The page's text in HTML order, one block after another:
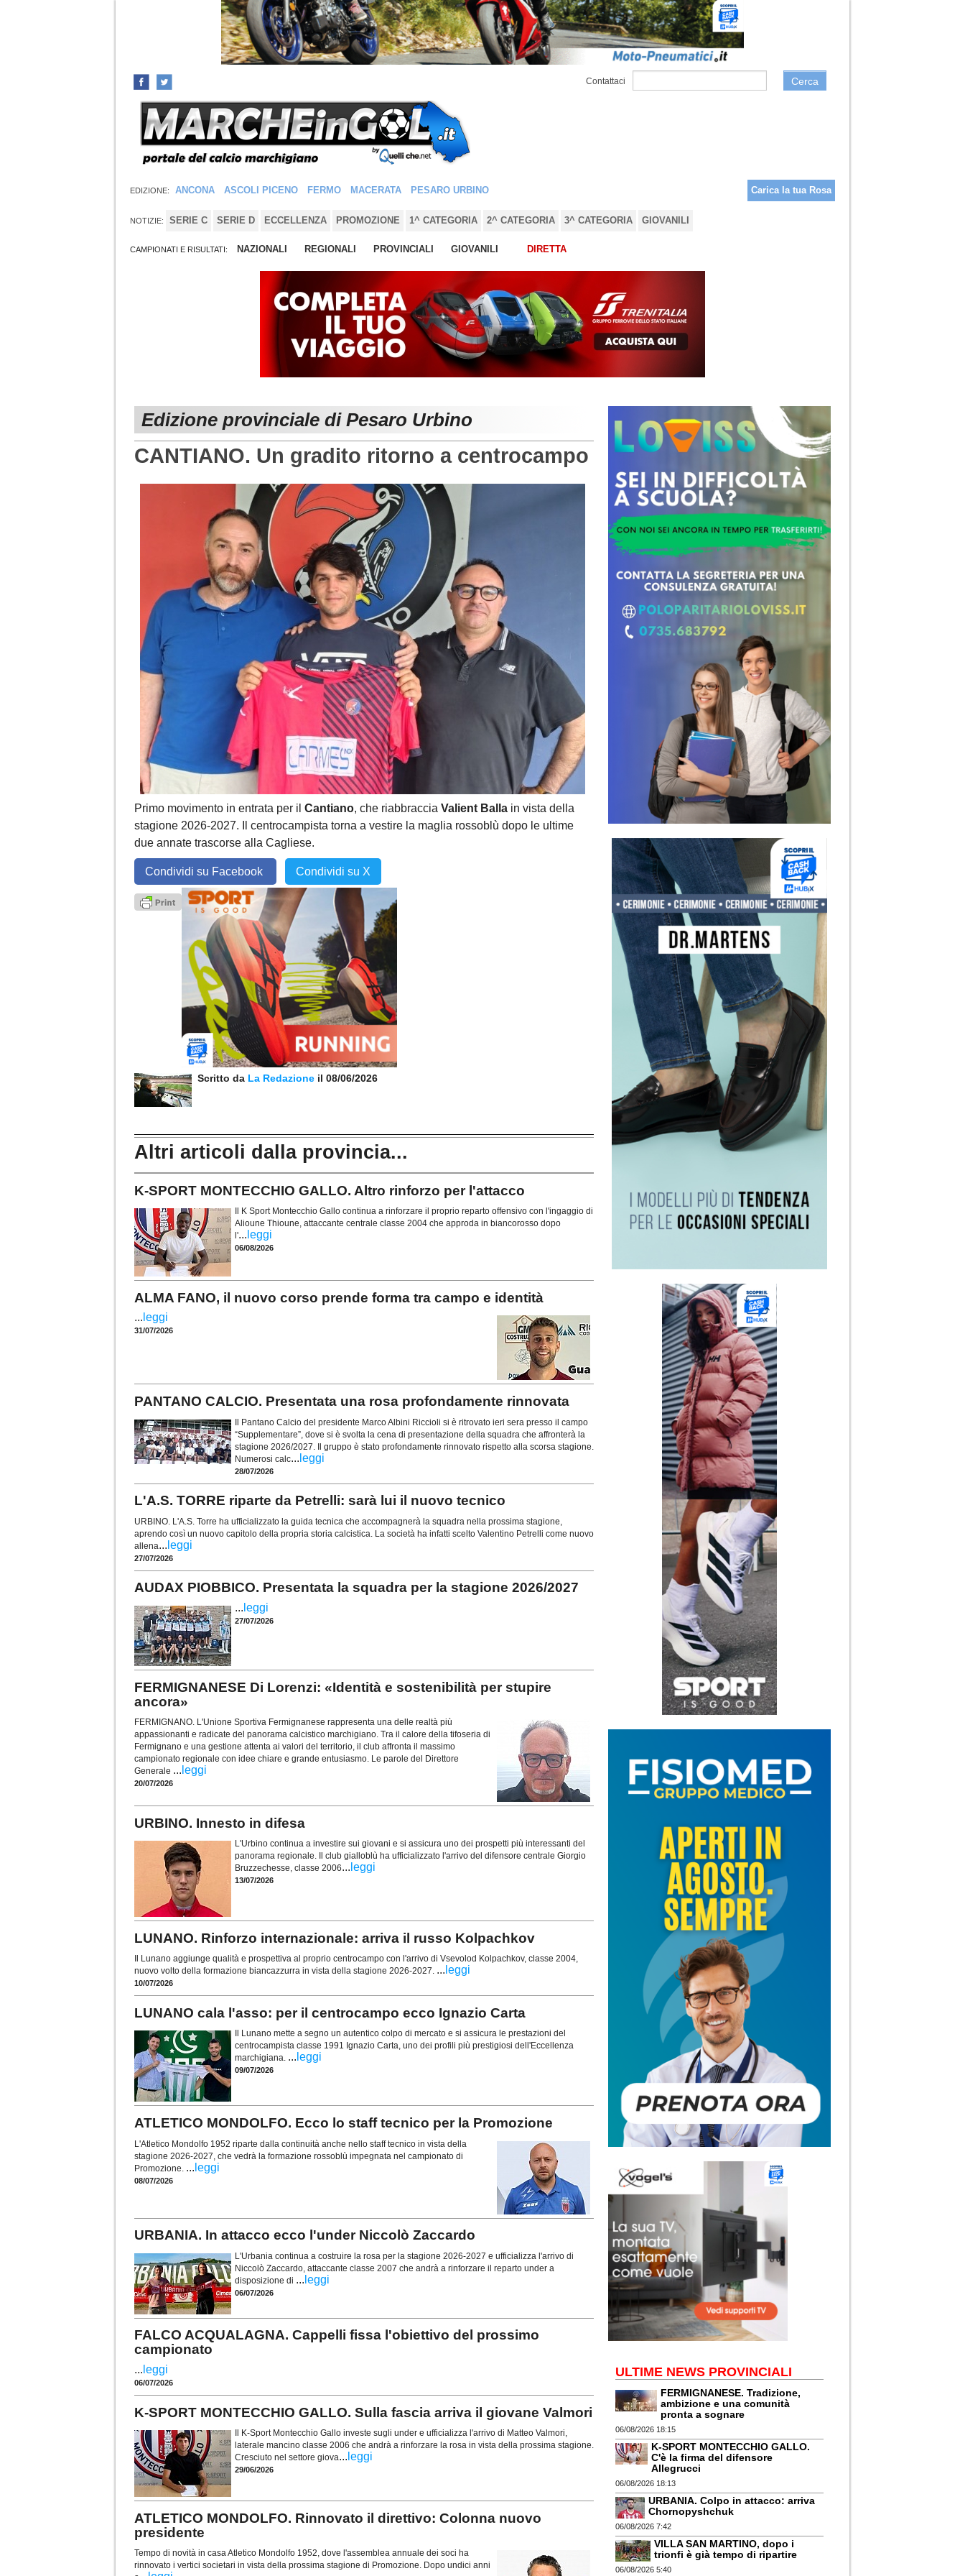
Contattaci Cerca
EDIZIONE: ANCONA ASCOLI PICENO FERMO MACERATA PESARO URBINO Carica la tua Rosa
NOTIZIE: SERIE C SERIE D ECCELLENZA PROMOZIONE 1^ CATEGORIA 2^ CATEGORIA 3^ CATEGORIA GIOVANILI
CAMPIONATI E RISULTATI: NAZIONALI REGIONALI PROVINCIALI GIOVANILI DIRETTA
Edizione provinciale di Pesaro Urbino
CANTIANO. Un gradito ritorno a centrocampo
Primo movimento in entrata per il Cantiano, che riabbraccia Valient Balla in vista della
stagione 2026-2027. Il centrocampista torna a vestire la maglia rossoblù dopo le ultime
due annate trascorse alla Cagliese.
Condividi su Facebook Condividi su X
Scritto da La Redazione il 08/06/2026
Altri articoli dalla provincia...
K-SPORT MONTECCHIO GALLO. Altro rinforzo per l'attacco
Il K Sport Montecchio Gallo continua a rinforzare il proprio reparto offensivo con l'ingaggio di
Alioune Thioune, attaccante centrale classe 2004 che approda in biancorosso dopo
l'... leggi
06/08/2026
ALMA FANO, il nuovo corso prende forma tra campo e identità
... leggi
31/07/2026
PANTANO CALCIO. Presentata una rosa profondamente rinnovata
Il Pantano Calcio del presidente Marco Albini Riccioli si è ritrovato ieri sera presso il campo
“Supplementare”, dove si è svolta la cena di presentazione della squadra che affronterà la
stagione 2026/2027. Il gruppo è stato profondamente rinnovato rispetto alla scorsa stagione.
Numerosi calc... leggi
28/07/2026
L'A.S. TORRE riparte da Petrelli: sarà lui il nuovo tecnico
URBINO. L'A.S. Torre ha ufficializzato la guida tecnica che accompagnerà la squadra nella prossima stagione,
aprendo così un nuovo capitolo della propria storia calcistica. La società ha infatti scelto Valentino Petrelli come nuovo
allena... leggi
27/07/2026
AUDAX PIOBBICO. Presentata la squadra per la stagione 2026/2027
... leggi
27/07/2026
FERMIGNANESE Di Lorenzi: «Identità e sostenibilità per stupire
ancora»
FERMIGNANO. L'Unione Sportiva Fermignanese rappresenta una delle realtà più
appassionanti e radicate del panorama calcistico marchigiano. Tra il calore della tifoseria di
Fermignano e una gestione attenta ai valori del territorio, il club affronta il massimo
campionato regionale con idee chiare e grande entusiasmo. Le parole del Direttore
Generale ... leggi
20/07/2026
URBINO. Innesto in difesa
L'Urbino continua a investire sui giovani e si assicura uno dei prospetti più interessanti del
panorama regionale. Il club gialloblù ha ufficializzato l'arrivo del difensore centrale Giorgio
Bruzzechesse, classe 2006... leggi
13/07/2026
LUNANO. Rinforzo internazionale: arriva il russo Kolpachkov
Il Lunano aggiunge qualità e prospettiva al proprio centrocampo con l'arrivo di Vsevolod Kolpachkov, classe 2004,
nuovo volto della formazione biancazzurra in vista della stagione 2026-2027. ... leggi
10/07/2026
LUNANO cala l'asso: per il centrocampo ecco Ignazio Carta
Il Lunano mette a segno un autentico colpo di mercato e si assicura le prestazioni del
centrocampista classe 1991 Ignazio Carta, uno dei profili più prestigiosi dell'Eccellenza
marchigiana. ... leggi
09/07/2026
ATLETICO MONDOLFO. Ecco lo staff tecnico per la Promozione
L'Atletico Mondolfo 1952 riparte dalla continuità anche nello staff tecnico in vista della
stagione 2026-2027, che vedrà la formazione rossoblù impegnata nel campionato di
Promozione. ... leggi
08/07/2026
URBANIA. In attacco ecco l'under Niccolò Zaccardo
L'Urbania continua a costruire la rosa per la stagione 2026-2027 e ufficializza l'arrivo di
Niccolò Zaccardo, attaccante classe 2007 che andrà a rinforzare il reparto under a
disposizione di ... leggi
06/07/2026
FALCO ACQUALAGNA. Cappelli fissa l'obiettivo del prossimo
campionato
... leggi
06/07/2026
K-SPORT MONTECCHIO GALLO. Sulla fascia arriva il giovane Valmori
Il K-Sport Montecchio Gallo investe sugli under e ufficializza l'arrivo di Matteo Valmori,
laterale mancino classe 2006 che andrà a rinforzare la rosa in vista della prossima stagione.
Cresciuto nel settore giova... leggi
29/06/2026
ATLETICO MONDOLFO. Rinnovato il direttivo: Colonna nuovo
presidente
Tempo di novità in casa Atletico Mondolfo 1952, dove l'assemblea annuale dei soci ha
rinnovato i vertici societari in vista della prossima stagione di Promozione. Dopo undici anni
ULTIME NEWS PROVINCIALI
FERMIGNANESE. Tradizione,
ambizione e una comunità
pronta a sognare
06/08/2026 18:15
K-SPORT MONTECCHIO GALLO.
C'è la firma del difensore
Allegrucci
06/08/2026 18:13
URBANIA. Colpo in attacco: arriva
Chornopyshchuk
06/08/2026 7:42
VILLA SAN MARTINO, dopo i
trionfi è già tempo di ripartire
06/08/2026 5:40